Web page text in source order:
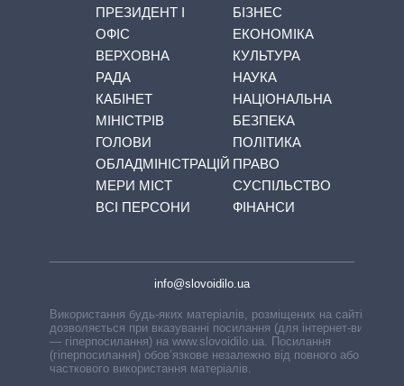
ПРЕЗИДЕНТ І
ОФІС
ВЕРХОВНА
РАДА
КАБІНЕТ
МІНІСТРІВ
ГОЛОВИ
ОБЛАДМІНІСТРАЦІЙ
МЕРИ МІСТ
ВСІ ПЕРСОНИ
БІЗНЕС
ЕКОНОМІКА
КУЛЬТУРА
НАУКА
НАЦІОНАЛЬНА
БЕЗПЕКА
ПОЛІТИКА
ПРАВО
СУСПІЛЬСТВО
ФІНАНСИ
info@slovoidilo.ua
Використання будь-яких матеріалів, розміщених на сайті,
дозволяється при вказуванні посилання (для інтернет-видань
— гіперпосилання) на www.slovoidilo.ua. Посилання
(гіперпосилання) обов’язкове незалежно від повного або
часткового використання матеріалів.